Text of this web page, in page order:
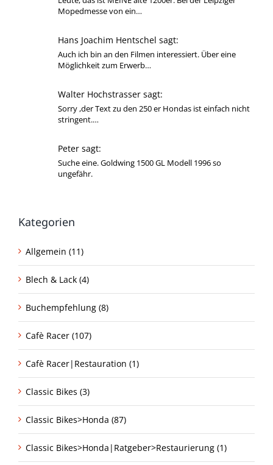
Mopedmesse von ein…
Hans Joachim Hentschel sagt:
Auch ich bin an den Filmen interessiert. Über eine
Möglichkeit zum Erwerb…
Walter Hochstrasser sagt:
Sorry ,der Text zu den 250 er Hondas ist einfach nicht
stringent.…
Peter sagt:
Suche eine. Goldwing 1500 GL Modell 1996 so
ungefähr.
Kategorien
Allgemein (11)
Blech & Lack (4)
Buchempfehlung (8)
Cafè Racer (107)
Cafè Racer|Restauration (1)
Classic Bikes (3)
Classic Bikes>Honda (87)
Classic Bikes>Honda|Ratgeber>Restaurierung (1)